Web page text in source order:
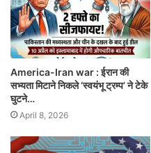
America-Iran war : ईरान की
सभ्यता मिटाने निकले ‘स्वयंभू ट्रम्प’ ने टेके
घुटने…
April 8, 2026